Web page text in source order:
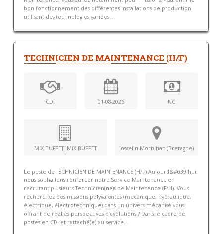
bon fonctionnement des différentes installations de production
utilisant des technologies variées...
TECHNICIEN DE MAINTENANCE (H/F)
CDI 01-08-2026 NC
MIX BUFFET|MIX BUFFET Josselin Morbihan (Bretagne)
Le poste de TECHNICIEN DE MAINTENANCE (H/F) Aujourd&#039;hui,
nous souhaitons renforcer notre Service Maintenance en
recrutant plusieurs Technicien(ne)s de Maintenance (F/H). Vous
recherchez des missions polyvalentes (mécanique, hydraulique,
électrique, électrotechnique) dans un univers mécanisé vous
offrant de réelles perspectives d’évolutions ? Dans le cadre de
postes en CDI et rattaché(e) au service...